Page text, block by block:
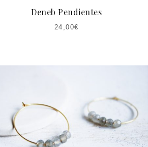
Deneb Pendientes
24,00€